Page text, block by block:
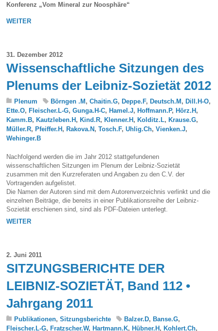
Konferenz „Vom Mineral zur Noosphäre“
WEITER
31. Dezember 2012
Wissenschaftliche Sitzungen des
Plenums der Leibniz-Sozietät 2012
Plenum Börngen .M ,Chaitin.G, Deppe.F, Deutsch.M , Dill.H-O,
Ette.O, Fleischer.L-G,Gunga.H-C, Hamel.J, Hoffmann.P, Hörz.H ,
Kamm.B, Kautzleben.H , Kind.R, Klenner.H , Kolditz.L, Krause.G,
Müller.R, Pfeiffer.H , Rakova.N ,Tosch.F,Uhlig.Ch,Vienken.J,
Wehinger.B
Nachfolgend werden die im Jahr 2012 stattgefundenen
wissenschaftlichen Sitzungen im Plenum der Leibniz-Sozietät
zusammen mit den Kurzreferaten und Angaben zu den C.V. der
Vortragenden aufgelistet.
Die Namen der Autoren sind mit dem Autorenverzeichnis verlinkt und die
einzelnen Beiträge, die bereits in einer Publikationsreihe der Leibniz-
Sozietät erschienen sind, sind als PDF-Dateien unterlegt.
WEITER
2. Juni 2011
SITZUNGSBERICHTE DER
LEIBNIZ-SOZIETÄT, Band 112 •
Jahrgang 2011
Publikationen,Sitzungsberichte Balzer.D,Banse.G,
Fleischer.L-G,Fratzscher.W,Hartmann.K,Hübner.H,Kohlert.Ch,